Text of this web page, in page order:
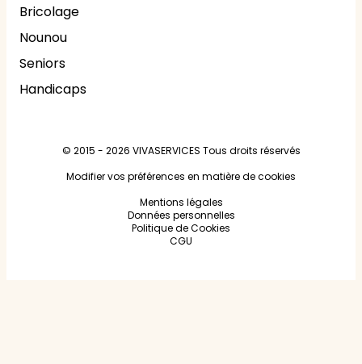
Bricolage
Nounou
Seniors
Handicaps
© 2015 - 2026 VIVASERVICES Tous droits réservés
Modifier vos préférences en matière de cookies
Mentions légales
Données personnelles
Politique de Cookies
CGU